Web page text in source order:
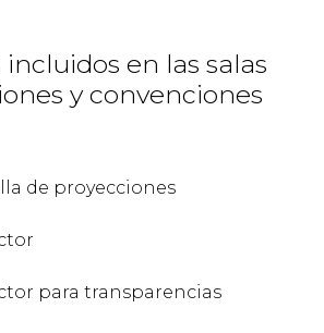
incluidos en las salas
y convenciones
de proyecciones
para transparencias